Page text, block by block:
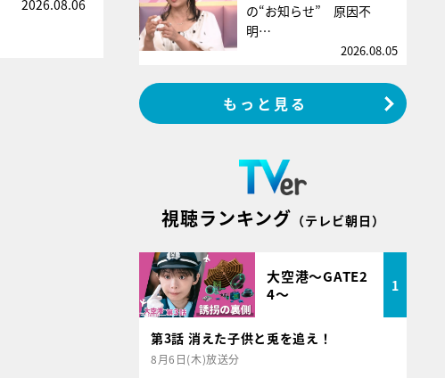
2026.08.06
の“お知らせ” 原因不
明…
2026.08.05
もっと見る
視聴ランキング （テレビ朝日）
大空港～GATE2
4～
1
第3話 消えた子供と兎を追え！
8月6日(木)放送分